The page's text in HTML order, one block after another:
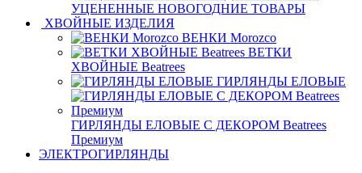
УЦЕНЕННЫЕ НОВОГОДНИЕ ТОВАРЫ
ХВОЙНЫЕ ИЗДЕЛИЯ
ВЕНКИ Morozco
ВЕТКИ
ХВОЙНЫЕ Beatrees
ГИРЛЯНДЫ ЕЛОВЫЕ
ГИРЛЯНДЫ ЕЛОВЫЕ С ДЕКОРОМ Beatrees
Премиум
ЭЛЕКТРОГИРЛЯНДЫ